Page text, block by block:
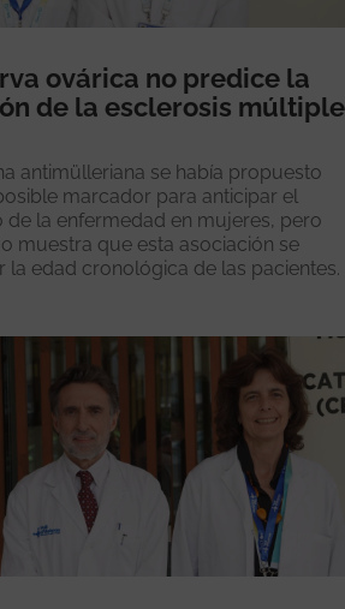
ovárica no predice la
de la esclerosis múltiple
antimülleriana se había propuesto
marcador para anticipar el
de la enfermedad en mujeres, pero
muestra que esta asociación se
la edad cronológica de las pacientes.